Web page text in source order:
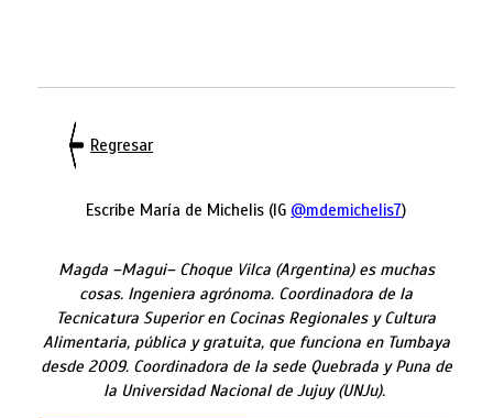
Regresar
Escribe María de Michelis (IG @mdemichelis7)
Magda –Magui– Choque Vilca (Argentina) es muchas
cosas. Ingeniera agrónoma. Coordinadora de la
Tecnicatura Superior en Cocinas Regionales y Cultura
Alimentaria, pública y gratuita, que funciona en Tumbaya
desde 2009. Coordinadora de la sede Quebrada y Puna de
la Universidad Nacional de Jujuy (UNJu).